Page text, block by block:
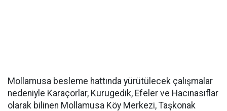
Mollamusa besleme hattında yürütülecek çalışmalar
nedeniyle Karaçorlar, Kurugedik, Efeler ve Hacınasıflar
olarak bilinen Mollamusa Köy Merkezi, Taşkonak